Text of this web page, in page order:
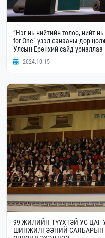
“Нэг нь нийтийн төлөө, нийт
for One” үзэл санааны дор
Улсын Ерөнхий сайд уриаллаа
2024.10.15
99 ЖИЛИЙН ТҮҮХТЭЙ УС ЦАГ
ШИНЖИЛГЭЭНИЙ САЛБАРЫН